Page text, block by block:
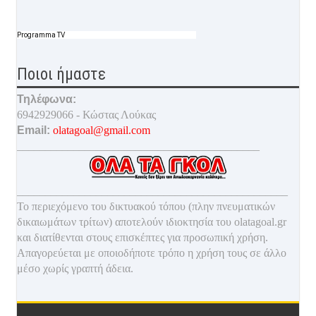
Programma TV
Ποιοι ήμαστε
Τηλέφωνα:
6942929066 - Κώστας Λούκας
Email: olatagoal@gmail.com
Το περιεχόμενο του δικτυακού τόπου (πλην πνευματικών
δικαιωμάτων τρίτων) αποτελούν ιδιοκτησία του olatagoal.gr
και διατίθενται στους επισκέπτες για προσωπική χρήση.
Απαγορεύεται με οποιοδήποτε τρόπο η χρήση τους σε άλλο
μέσο χωρίς γραπτή άδεια.